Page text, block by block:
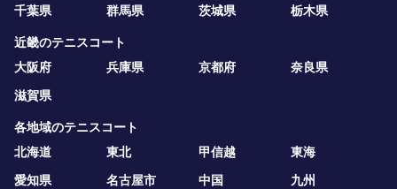
千葉県
群馬県 茨城県 栃木県
近畿のテニスコート
大阪府
兵庫県 京都府
奈良県
滋賀県
各地域のテニスコート
北海道
東北 甲信越
東海
愛知県
名古屋市 中国 九州